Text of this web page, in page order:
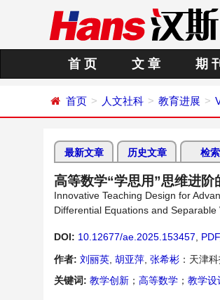
首 页 文 章 期
首页 人文社科 教育进展
最新文章 历史文章 检索
高等数学“学思用”思维进
Innovative Teaching Design for
Differential Equations and
DOI: 10.12677/ae.2025.153457 PDF,
作者: 刘丽英 胡亚萍 张希彬 ：天津
关键词: 教学创新 ； 高等数学 ； 教学设